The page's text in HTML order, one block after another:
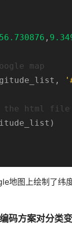
56.730876 ,
map
html file
地图上绘制了纬
码方案对分类